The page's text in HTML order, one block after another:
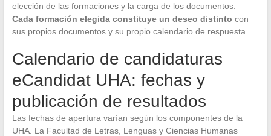
elección de las formaciones y la carga de los documentos.
Cada formación elegida constituye un deseo distinto con
sus propios documentos y su propio calendario de respuesta.
Calendario de candidaturas
eCandidat UHA: fechas y
publicación de resultados
Las fechas de apertura varían según los componentes de la
UHA. La Facultad de Letras, Lenguas y Ciencias Humanas